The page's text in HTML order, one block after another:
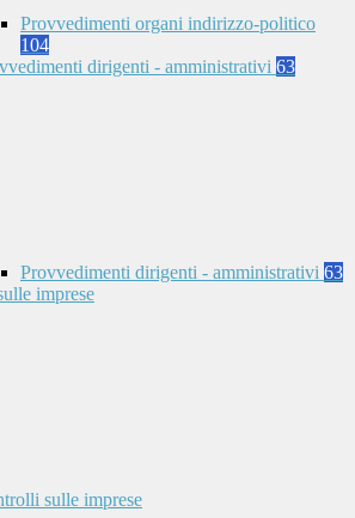
Provvedimenti organi indirizzo-politico
104
dirigenti - amministrativi 63
Provvedimenti dirigenti - amministrativi 63
imprese
sulle imprese